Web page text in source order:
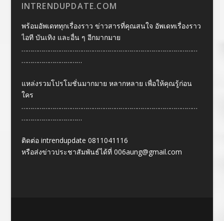
INTRENDUPDATE.COM
พร้อมอัพเดททุกเรื่องราว ข่าวสารที่คุณสนใจ อัพเดทเรื่องราว
ไอที บันเทิง และอื่น ๆ อีกมากมาย
……………………………………………………………………………………
……………………………
แหล่งรวมโปรโมชั่นมากมาย หลากหลาย เพื่อให้คุณรู้ก่อน
ใคร
……………………………………………………………………………………
……………………………
ติดต่อ intrendupdate 0811041116
หรือส่งข่าวประชาสัมพันธ์ได้ที่ 006aung@gmail.com